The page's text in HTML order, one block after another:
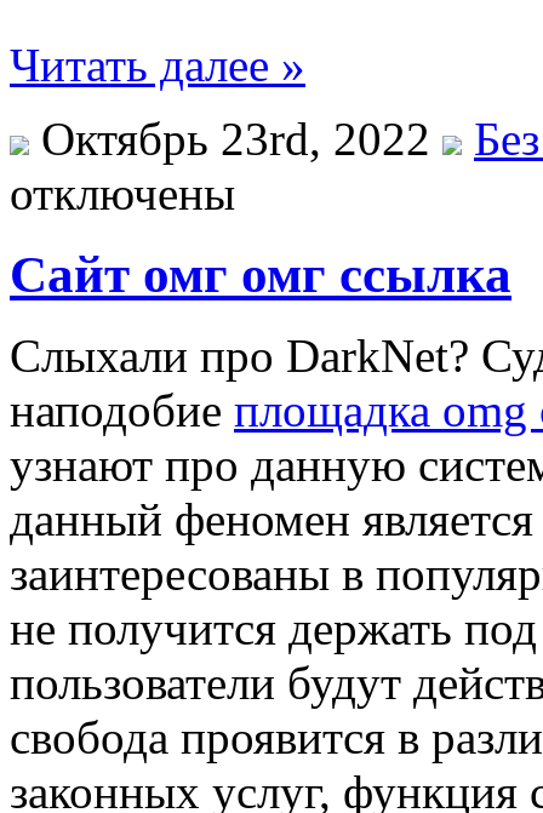
Читать далее »
Октябрь 23rd, 2022
отключены
Сайт омг омг ссылка
Слыхали про DarkNet?
наподобие площадка omg
узнают про данную
данный феномен
заинтересованы в
не получится держать
пользователи будут
свобода проявится в
законных услуг,